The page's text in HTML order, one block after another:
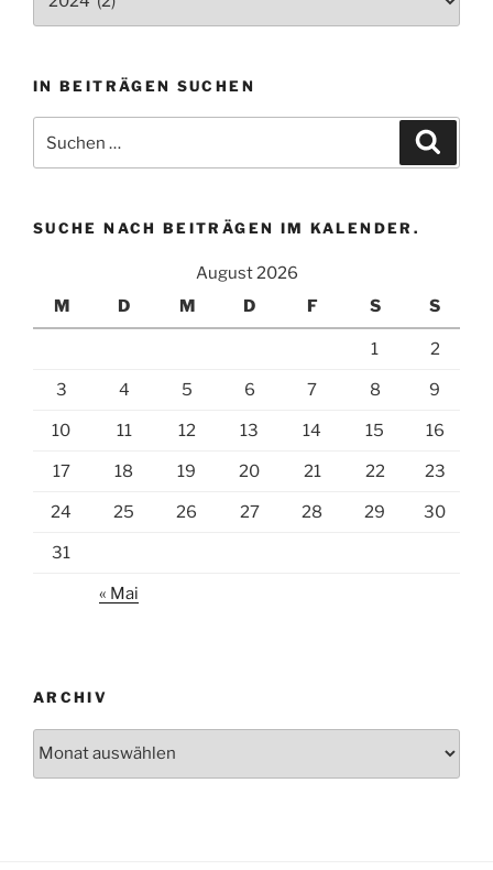
aus
um
zugehörige
Beiträge
finden.
IN BEITRÄGEN SUCHEN
nach:
SUCHE NACH BEITRÄGEN IM KALENDER.
August 2026
M
D M D F S S
1 2
3 4 5 6 7 8 9
10 11 12 13 14 15 16
17 18 19 20 21 22 23
24 25 26 27 28 29 30
31
« Mai
ARCHIV